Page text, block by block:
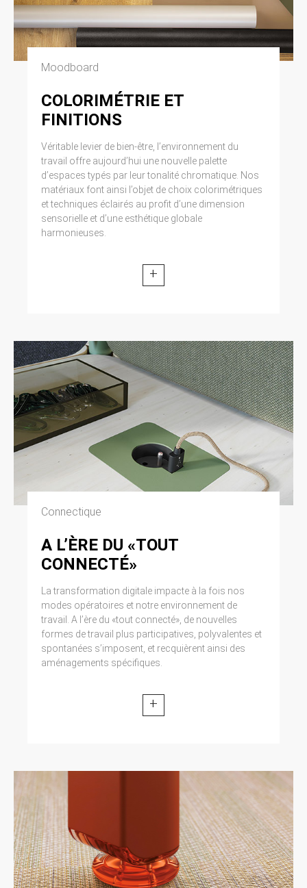
Moodboard
COLORIMÉTRIE ET
FINITIONS
Véritable levier de bien-être, l’environnement du
travail offre aujourd’hui une nouvelle palette
d’espaces typés par leur tonalité chromatique. Nos
matériaux font ainsi l’objet de choix colorimétriques
et techniques éclairés au profit d’une dimension
sensorielle et d’une esthétique globale
harmonieuses.
+
Connectique
A L’ÈRE DU «TOUT
CONNECTÉ»
La transformation digitale impacte à la fois nos
modes opératoires et notre environnement de
travail. A l’ère du «tout connecté», de nouvelles
formes de travail plus participatives, polyvalentes et
spontanées s’imposent, et recquièrent ainsi des
aménagements spécifiques.
+